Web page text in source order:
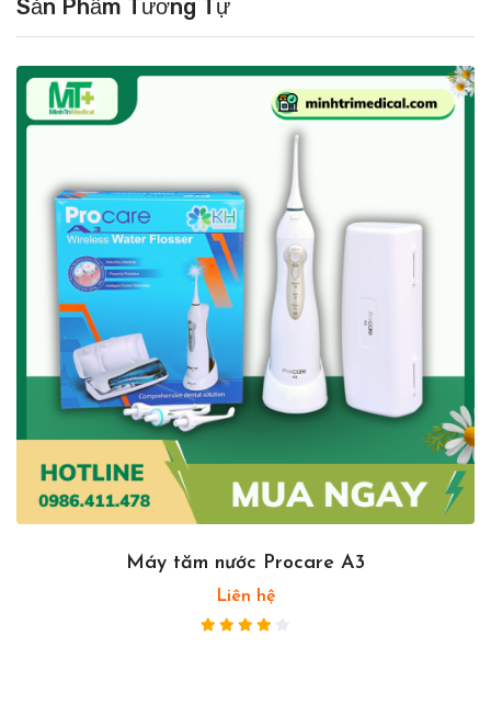
Sản Phẩm Tương Tự
Máy tăm nước Procare A3
Liên hệ